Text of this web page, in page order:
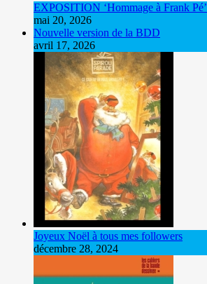
EXPOSITION ‘Hommage à Frank Pé’
mai 20, 2026
Nouvelle version de la BDD
avril 17, 2026
Joyeux Noël à tous mes followers
décembre 28, 2024